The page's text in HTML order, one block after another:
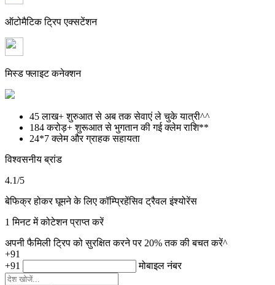
ऑटोमैटिक ट्रिप एक्सटेंशन
मिस्ड फ्लाइट कनेक्शन
45 लाख+ शुरुआत से अब तक सेवाएं ले चुके यात्री^^
184 करोड़+ शुरूआत से भुगतान की गई क्लेम राशि**
24*7 क्लेम और ग्राहक सहायता
विश्वसनीय ब्रांड
4.1/5
बेफिक्र होकर घूमने के लिए कॉम्प्रिहेंसिव ट्रैवल इंश्योरेंस
1 मिनट में कोटेशन प्राप्त करें
अपनी फैमिली ट्रिप को सुरक्षित करने पर 20% तक की बचत करें^
+91
+91
मोबाइल नंबर